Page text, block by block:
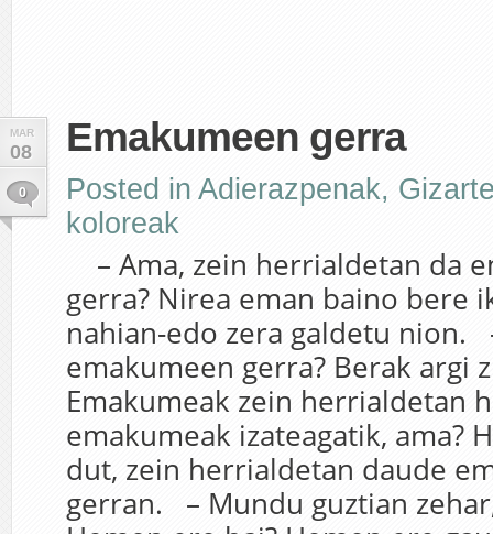
MAR
08
0
Emakumeen gerra
Posted in Adierazpenak,
koloreak
– Ama, zein herrialdetan da
gerra? Nirea eman baino bere
nahian-edo zera galdetu nion.
emakumeen gerra? Berak argi
Emakumeak zein herrialdetan
emakumeak izateagatik, ama?
dut, zein herrialdetan daude
gerran. – Mundu guztian